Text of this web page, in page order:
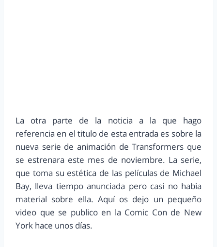
La otra parte de la noticia a la que hago
referencia en el titulo de esta entrada es sobre la
nueva serie de animación de Transformers que
se estrenara este mes de noviembre. La serie,
que toma su estética de las películas de Michael
Bay, lleva tiempo anunciada pero casi no habia
material sobre ella. Aquí os dejo un pequeño
video que se publico en la Comic Con de New
York hace unos días.